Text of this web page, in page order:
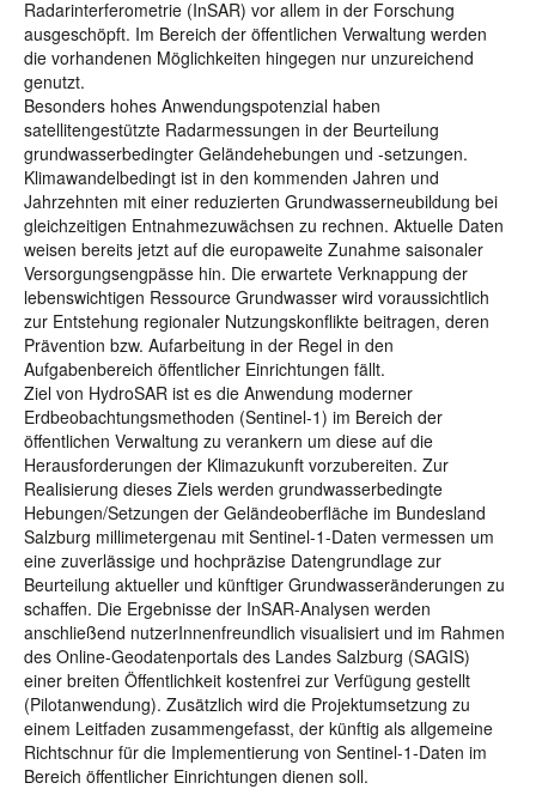
Radarinterferometrie (InSAR) vor allem in der Forschung
ausgeschöpft. Im Bereich der öffentlichen Verwaltung werden
die vorhandenen Möglichkeiten hingegen nur unzureichend
genutzt.
Besonders hohes Anwendungspotenzial haben
satellitengestützte Radarmessungen in der Beurteilung
grundwasserbedingter Geländehebungen und -setzungen.
Klimawandelbedingt ist in den kommenden Jahren und
Jahrzehnten mit einer reduzierten Grundwasserneubildung bei
gleichzeitigen Entnahmezuwächsen zu rechnen. Aktuelle Daten
weisen bereits jetzt auf die europaweite Zunahme saisonaler
Versorgungsengpässe hin. Die erwartete Verknappung der
lebenswichtigen Ressource Grundwasser wird voraussichtlich
zur Entstehung regionaler Nutzungskonflikte beitragen, deren
Prävention bzw. Aufarbeitung in der Regel in den
Aufgabenbereich öffentlicher Einrichtungen fällt.
Ziel von HydroSAR ist es die Anwendung moderner
Erdbeobachtungsmethoden (Sentinel-1) im Bereich der
öffentlichen Verwaltung zu verankern um diese auf die
Herausforderungen der Klimazukunft vorzubereiten. Zur
Realisierung dieses Ziels werden grundwasserbedingte
Hebungen/Setzungen der Geländeoberfläche im Bundesland
Salzburg millimetergenau mit Sentinel-1-Daten vermessen um
eine zuverlässige und hochpräzise Datengrundlage zur
Beurteilung aktueller und künftiger Grundwasseränderungen zu
schaffen. Die Ergebnisse der InSAR-Analysen werden
anschließend nutzerInnenfreundlich visualisiert und im Rahmen
des Online-Geodatenportals des Landes Salzburg (SAGIS)
einer breiten Öffentlichkeit kostenfrei zur Verfügung gestellt
(Pilotanwendung). Zusätzlich wird die Projektumsetzung zu
einem Leitfaden zusammengefasst, der künftig als allgemeine
Richtschnur für die Implementierung von Sentinel-1-Daten im
Bereich öffentlicher Einrichtungen dienen soll.